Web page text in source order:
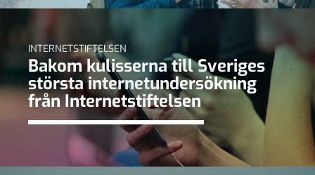
INTERNETSTIFTELSEN
Bakom kulisserna till Sveriges
största internetundersökning
från Internetstiftelsen